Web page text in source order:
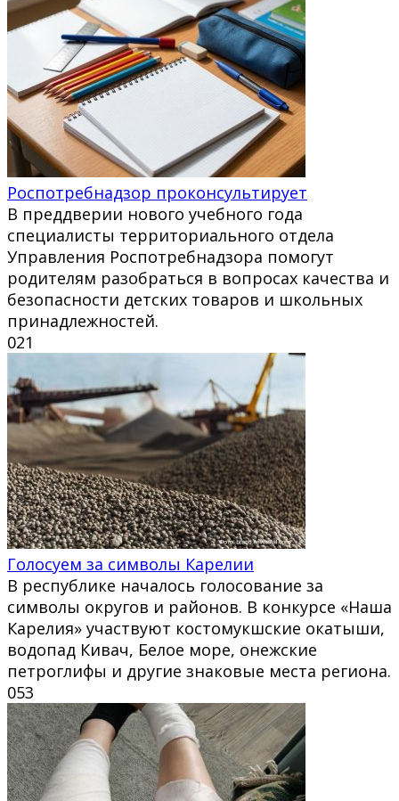
Роспотребнадзор проконсультирует
В преддверии нового учебного года
специалисты территориального отдела
Управления Роспотребнадзора помогут
родителям разобраться в вопросах качества и
безопасности детских товаров и школьных
принадлежностей.
021
Голосуем за символы Карелии
В республике началось голосование за
символы округов и районов. В конкурсе «Наша
Карелия» участвуют костомукшские окатыши,
водопад Кивач, Белое море, онежские
петроглифы и другие знаковые места региона.
053